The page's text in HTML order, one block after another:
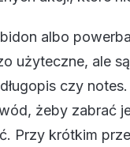
albo
użyteczne, ale
czy
żeby zabrać
Przy krótkim